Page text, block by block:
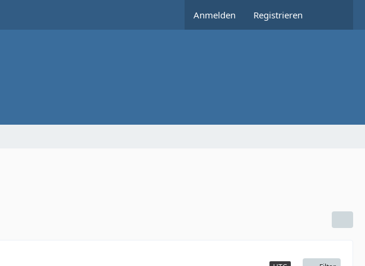
Anmelden Registrieren